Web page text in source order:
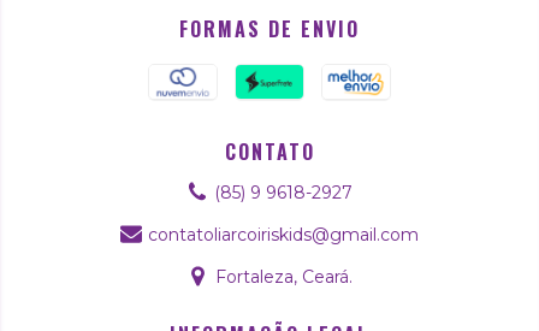
FORMAS DE ENVIO
CONTATO
(85) 9 9618-2927
contatoliarcoiriskids@gmail.com
Fortaleza, Ceará.